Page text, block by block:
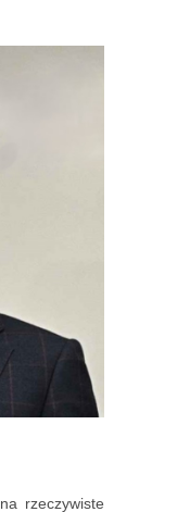
rzeczywiste